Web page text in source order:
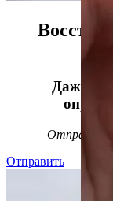
Даже,
Отправьте
Отправить